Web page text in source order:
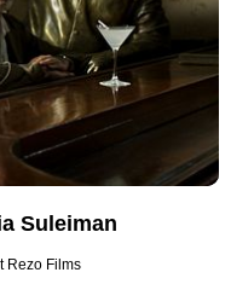
Suleiman
Rezo Films